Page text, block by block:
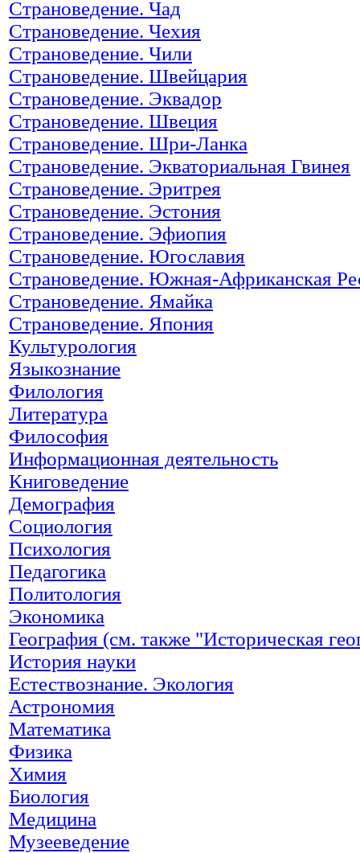
Страноведение. Чад
Страноведение. Чехия
Страноведение. Чили
Страноведение. Швейцария
Страноведение. Эквадор
Страноведение. Швеция
Страноведение. Шри-Ланка
Страноведение. Экваториальная Гвинея
Страноведение. Эритрея
Страноведение. Эстония
Страноведение. Эфиопия
Страноведение. Югославия
Страноведение. Южная-Африканская
Страноведение. Ямайка
Страноведение. Япония
Культурология
Языкознание
Филология
Литература
Философия
Информационная деятельность
Книговедение
Демография
Социология
Психология
Педагогика
Политология
Экономика
География (см. также "Историческая
История науки
Естествознание. Экология
Астрономия
Математика
Физика
Химия
Биология
Медицина
Музееведение